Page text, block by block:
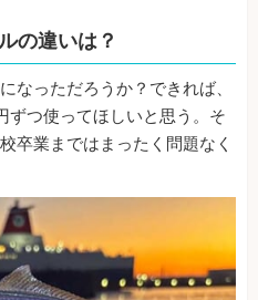
の違いは？
なっただろうか？できれば、
ずつ使ってほしいと思う。そ
卒業まではまったく問題なく